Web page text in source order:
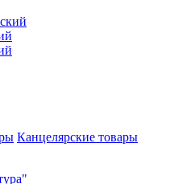
Канцелярские товары